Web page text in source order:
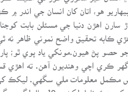
هو، اتان کان انسان جي اندر ۾
اهڙن دنيا جي مسئلن بابت
ڪابه تحقيق واضح نموني ظاهر نه
حصو پڻ هيون.مونکي ياد پوي ٿو؛
اچي وهنديون آهن. ته اهڙي
مڪمل معلومات ملي سگهي. ليکڪ
انهيءَ جو فيصلو، انهيءَ ٻوليءَ جو